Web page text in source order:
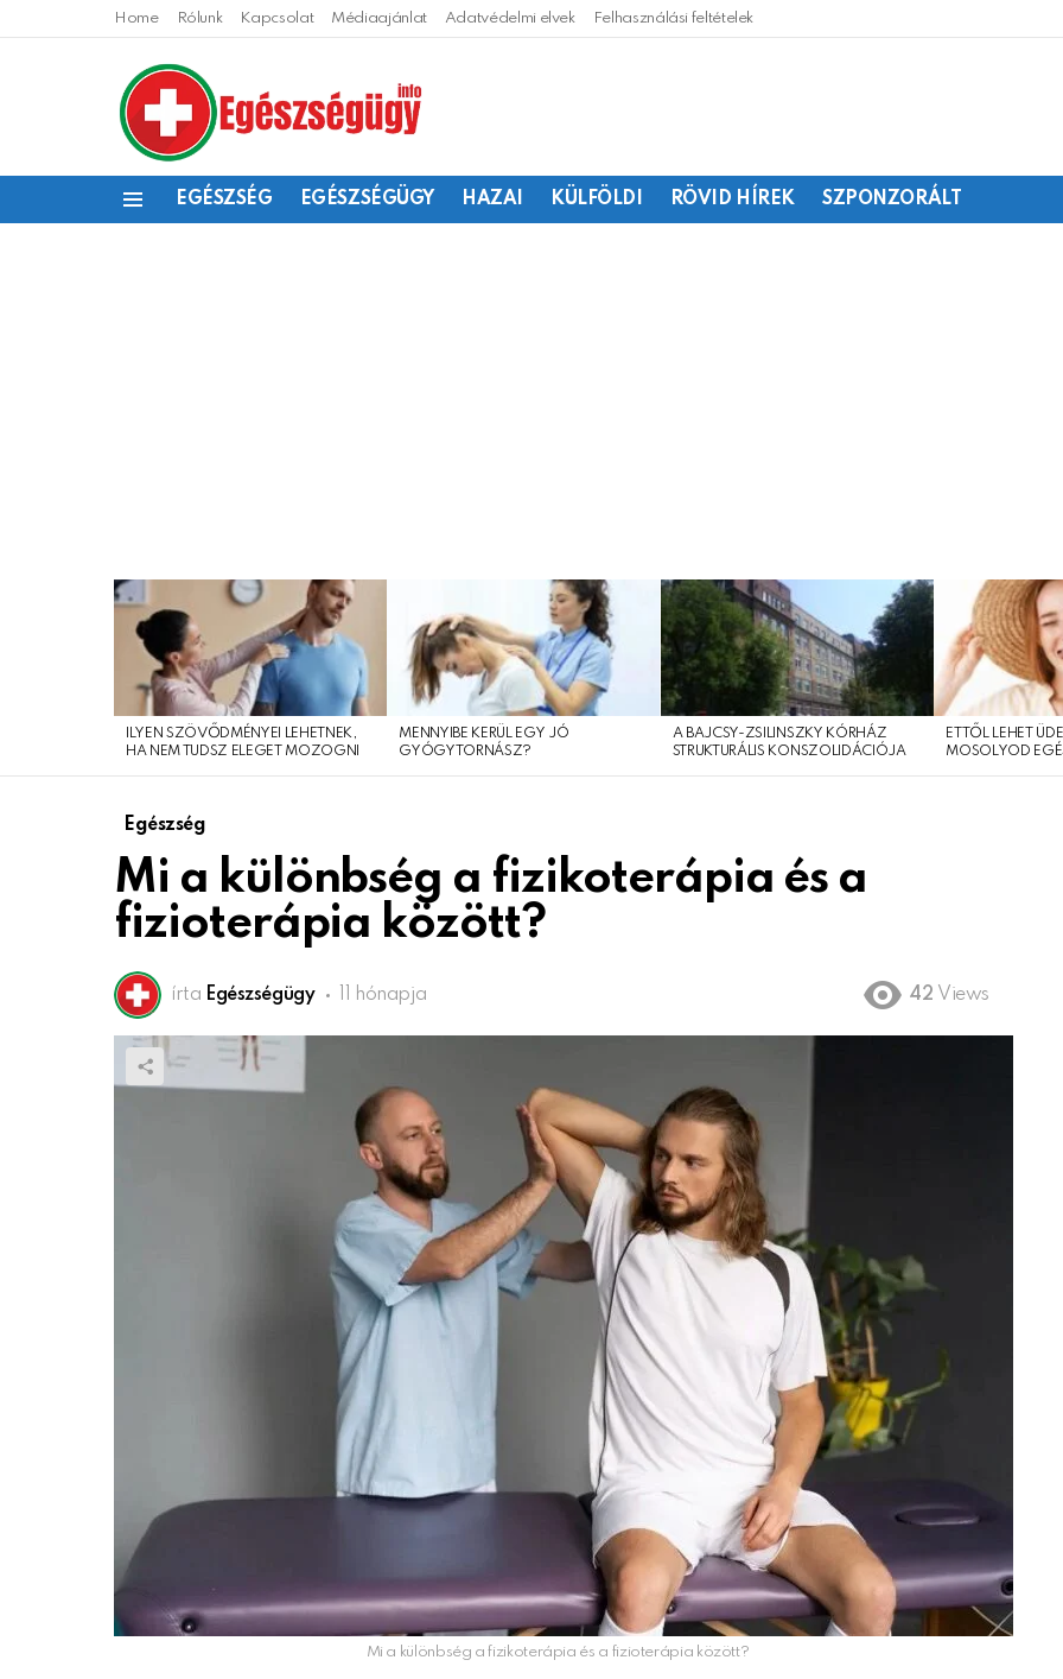
Home Rólunk Kapcsolat Médiaajánlat Adatvédelmi elvek Felhasználási feltételek
EGÉSZSÉG EGÉSZSÉGÜGY HAZAI KÜLFÖLDI RÖVID HÍREK SZPONZORÁLT
LEGFRISSEBB
CIKKEINK
ILYEN SZÖVŐDMÉNYEI LEHETNEK,
HA NEM TUDSZ ELEGET MOZOGNI
MENNYIBE KERÜL EGY JÓ
GYÓGYTORNÁSZ?
A BAJCSY-ZSILINSZKY KÓRHÁZ
STRUKTURÁLIS KONSZOLIDÁCIÓJA
ETTŐL LEHET
MOSOLYOD
Egészség
Mi a különbség a fizikoterápia és a
fizioterápia között?
írta Egészségügy 11 hónapja 42 Views
Mi a különbség a fizikoterápia és a fizioterápia között?